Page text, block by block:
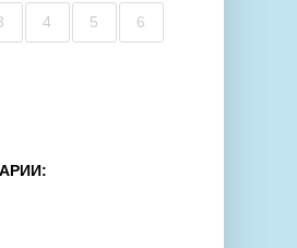
4 5 6